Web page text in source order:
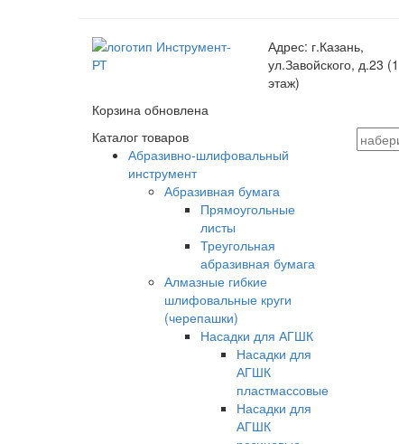
Адрес: г.Казань,
ул.Завойского, д.23 (1
этаж)
Корзина обновлена
Каталог товаров
Абразивно-шлифовальный
инструмент
Абразивная бумага
Прямоугольные
листы
Треугольная
абразивная бумага
Алмазные гибкие
шлифовальные круги
(черепашки)
Насадки для АГШК
Насадки для
АГШК
пластмассовые
Насадки для
АГШК